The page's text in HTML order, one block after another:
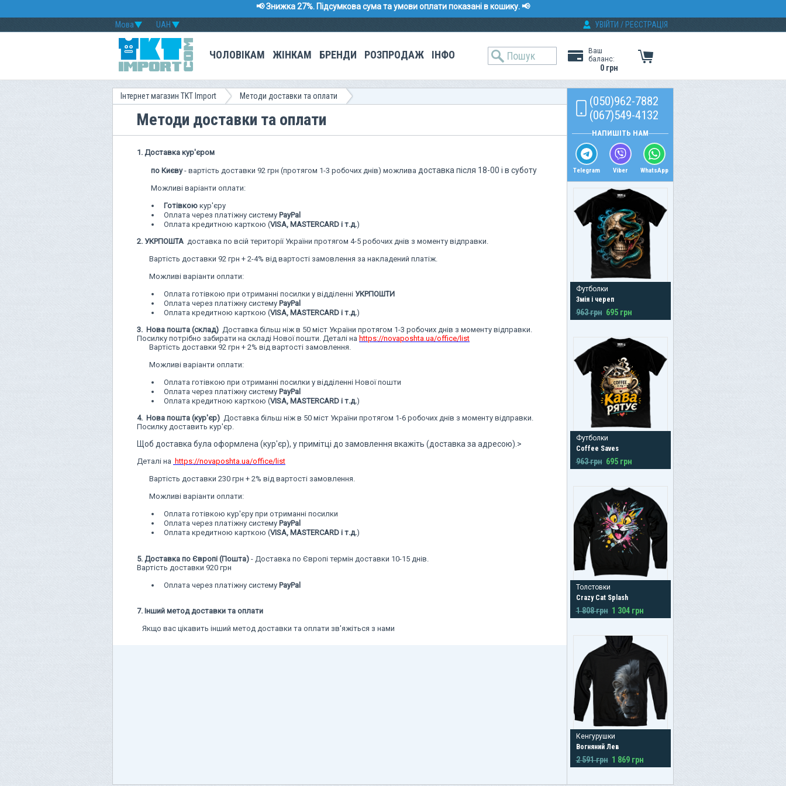
📢 Знижка 27%. Підсумкова сума та умови оплати показані в кошику. 📢
UAH
Мова УВІЙТИ / РЕЄСТРАЦІЯ
Ваш
баланс:
0 грн
ЧОЛОВІКАМ ЖІНКАМ БРЕНДИ РОЗПРОДАЖ ІНФО
Інтернет магазин TKT Import Методи доставки та оплати
Методи доставки та оплати
1. Доставка кур'єром
по Києву- вартість доставки 92 грн (протягом 1-3 робочих днів) можлива доставка після 18-00 і в суботу
Можливі варіанти оплати:
Готівкою кур'єру
Оплата через платіжну систему PayPal
Оплата кредитною карткою (VISA, MASTERCARD і т.д.)
2. УКРПОШТА доставка по всій території України протягом 4-5 робочих днів з моменту відправки.
Вартість доставки 92 грн + 2-4% від вартості замовлення за накладений платіж.
Можливі варіанти оплати:
Оплата готівкою при отриманні посилки у відділенні УКРПОШТИ
Оплата через платіжну систему PayPal
Оплата кредитною карткою (VISA, MASTERCARD і т.д.)
3. Нова пошта (склад) Доставка більш ніж в 50 міст України протягом 1-3 робочих днів з моменту відправки.
Посилку потрібно забирати на складі Нової пошти. Деталі на https://novaposhta.ua/office/list
Вартість доставки 92 грн + 2% від вартості замовлення.
Можливі варіанти оплати:
Оплата готівкою при отриманні посилки у відділенні Нової пошти
Оплата через платіжну систему PayPal
Оплата кредитною карткою (VISA, MASTERCARD і т.д.)
4. Нова пошта (кур'єр) Доставка більш ніж в 50 міст України протягом 1-6 робочих днів з моменту відправки.
Посилку доставить кур'єр.
Щоб доставка була оформлена (кур'єр), у примітці до замовлення вкажіть (доставка за адресою).>
Деталі на https://novaposhta.ua/office/list
Вартість доставки 230 грн + 2% від вартості замовлення.
Можливі варіанти оплати:
Оплата готівкою кур'єру при отриманні посилки
Оплата через платіжну систему PayPal
Оплата кредитною карткою (VISA, MASTERCARD і т.д.)
5. Доставка по Європі (Пошта) - Доставка по Європі термін доставки 10-15 днів.
Вартість доставки 920 грн
Оплата через платіжну систему PayPal
7. Інший метод доставки та оплати
Якщо вас цікавить інший метод доставки та оплати зв'яжіться з нами
(050)962-7882
(067)549-4132
НАПИШІТЬ НАМ
Telegram Viber WhatsApp
Футболки
Змія і череп
963 грн 695 грн
Футболки
Coffee Saves
963 грн 695 грн
Толстовки
Crazy Cat Splash
1 808 грн 1 304 грн
Кенгурушки
Вогняний Лев
2 591 грн 1 869 грн